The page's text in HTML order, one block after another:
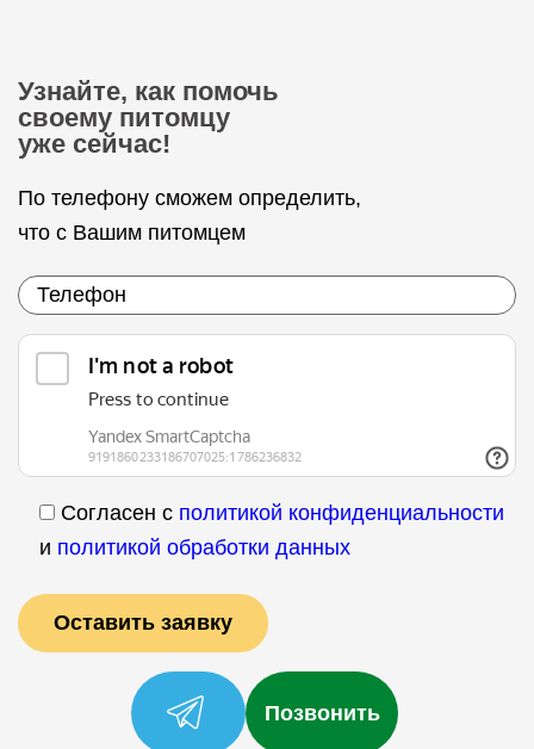
Узнайте, как помочь
своему питомцу
уже сейчас!
По телефону сможем определить,
что с Вашим питомцем
Согласен с политикой конфиденциальности
и политикой обработки данных
Позвонить